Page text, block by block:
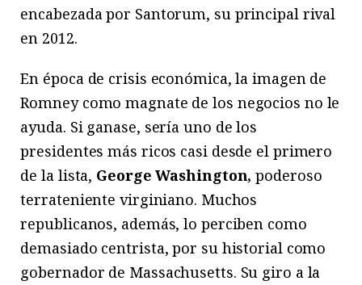
encabezada por Santorum, su principal rival
en 2012.
En época de crisis económica, la imagen de
Romney como magnate de los negocios no le
ayuda. Si ganase, sería uno de los
presidentes más ricos casi desde el primero
de la lista, George Washington, poderoso
terrateniente virginiano. Muchos
republicanos, además, lo perciben como
demasiado centrista, por su historial como
gobernador de Massachusetts. Su giro a la